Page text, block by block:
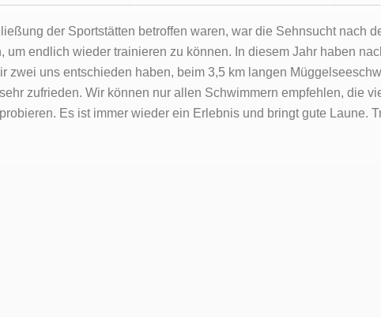
der Sportstätten betroffen waren, war die Sehnsucht nach
um endlich wieder trainieren zu können. In diesem Jahr haben
zwei uns entschieden haben, beim 3,5 km langen
zufrieden. Wir können nur allen Schwimmern empfehlen, die
Es ist immer wieder ein Erlebnis und bringt gute Laune.